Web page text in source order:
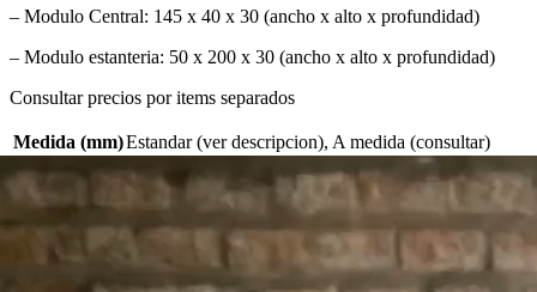
– Modulo Central: 145 x 40 x 30 (ancho x alto x profundidad)
– Modulo estanteria: 50 x 200 x 30 (ancho x alto x profundidad)
Consultar precios por items separados
Medida (mm)Estandar (ver descripcion), A medida (consultar)